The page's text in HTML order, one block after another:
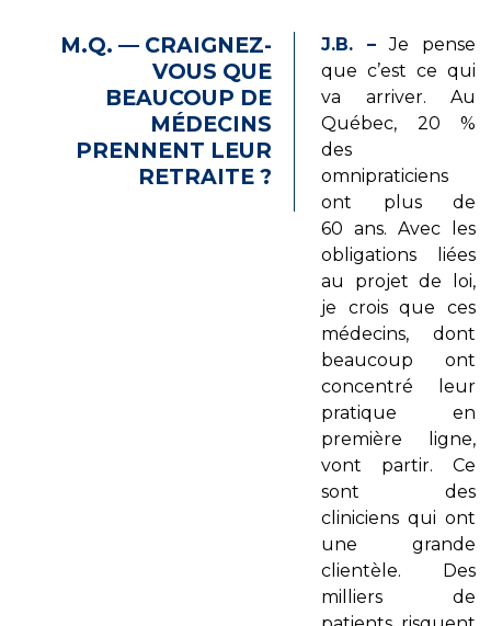
M.Q. — CRAIGNEZ-
VOUS QUE
BEAUCOUP DE
MÉDECINS
PRENNENT LEUR
RETRAITE ?
J.B. – Je pense
que c’est ce qui
va arriver. Au
Québec, 20 %
des
omnipraticiens
ont plus de
60 ans. Avec les
obligations liées
au projet de loi,
je crois que ces
médecins, dont
beaucoup ont
concentré leur
pratique en
première ligne,
vont partir. Ce
sont des
cliniciens qui ont
une grande
clientèle. Des
milliers de